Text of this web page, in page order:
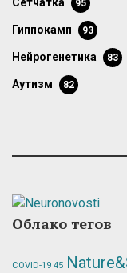
95
гиппокамп 93
нейрогенетика 83
аутизм 82
Облако тегов
COVID-19 45